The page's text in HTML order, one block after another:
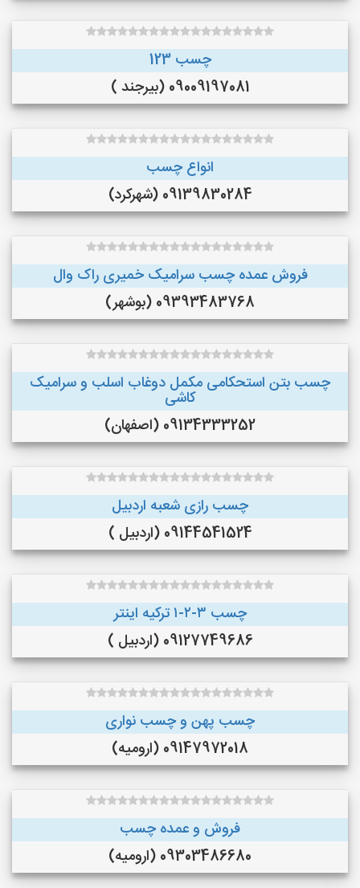
چسب 123
09009197081 (بیرجند )
انواع چسب
09139830284 (شهرکرد)
فروش عمده چسب سرامیک خمیری راک وال
09393483768 (بوشهر)
چسب بتن استحکامی مکمل دوغاب اسلب و سرامیک
کاشی
09134333252 (اصفهان)
چسب رازی شعبه اردبیل
09144541524 (اردبیل )
چسب ۳-۲-۱ ترکیه اینتر
09127749686 (اردبیل )
چسب پهن و چسب نواری
09147972018 (ارومیه)
فروش و عمده چسب
09303486680 (ارومیه)